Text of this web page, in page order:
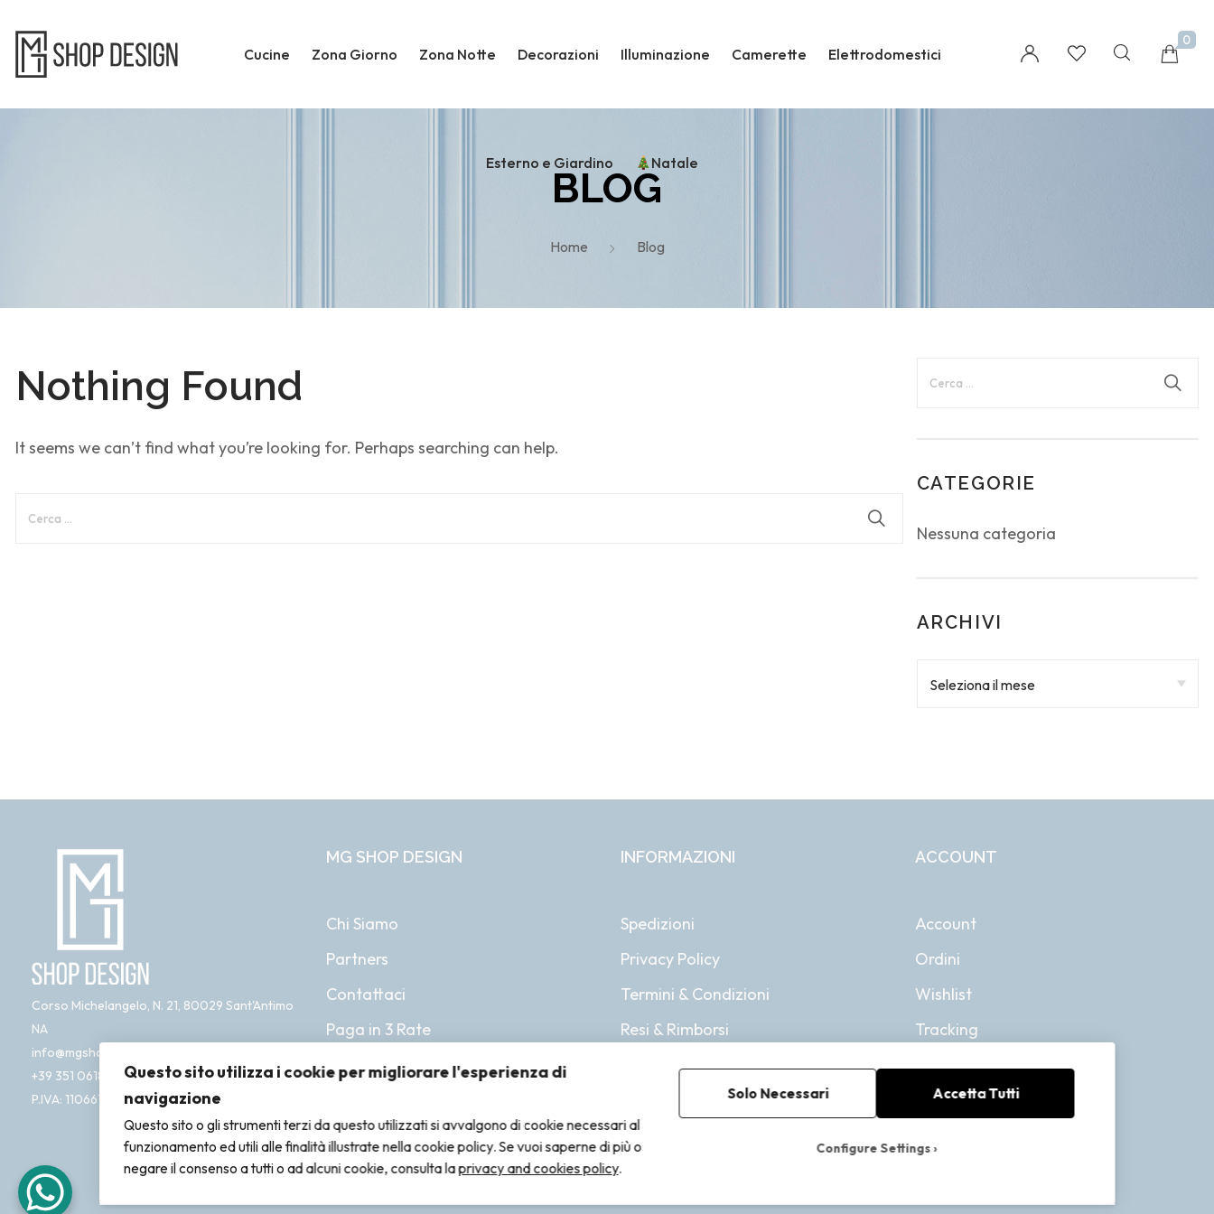
subscription service, Envato helps creatives like
Sitemap
Meetups
Cucine Zona Giorno Zona Notte Decorazioni Illuminazione Camerette Elettrodomestici
Esterno e Giardino Natale
0
BLOG
Home Blog
Nothing Found
It seems we can’t find what you’re looking for. Perhaps searching can help.
CATEGORIE
Nessuna categoria
ARCHIVI
Corso Michelangelo, N. 21, 80029 Sant'Antimo
NA
info@mgshopdesign.com
+39 351 0618 761
P.IVA: 11066181212
MG SHOP DESIGN
Chi Siamo
Partners
Contattaci
Paga in 3 Rate
INFORMAZIONI
Spedizioni
Privacy Policy
Termini & Condizioni
Resi & Rimborsi
ACCOUNT
Account
Ordini
Wishlist
Tracking
Questo sito utilizza i cookie per migliorare l'esperienza di
navigazione
Questo sito o gli strumenti terzi da questo utilizzati si avvalgono di cookie necessari al
funzionamento ed utili alle finalità illustrate nella cookie policy. Se vuoi saperne di più o
negare il consenso a tutti o ad alcuni cookie, consulta laprivacy and cookies policy.
Solo Necessari Accetta Tutti
Configure Settings